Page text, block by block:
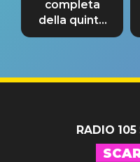
completa
della quinta
tappa
RADIO 105